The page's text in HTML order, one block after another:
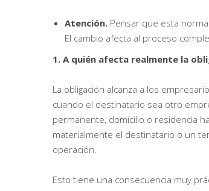
Atención. Pensar que esta
El cambio afecta al proceso
1. A quién afecta realmente la
La obligación alcanza a los
cuando el destinatario sea otro
permanente, domicilio o residencia
materialmente el destinatario o un
operación.
Esto tiene una consecuencia muy